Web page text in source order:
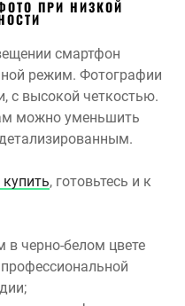
ПРИ НИЗКОЙ
смартфон
режим. Фотографии
с высокой четкостью.
можно уменьшить
, готовьтесь и к
в черно-белом цвете